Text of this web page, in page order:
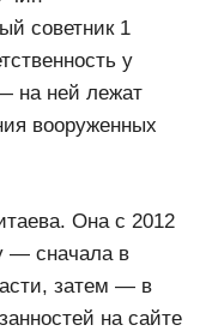
советник 1
у
на ней лежат
вооруженных
Она с 2012
— сначала в
затем — в
на сайте